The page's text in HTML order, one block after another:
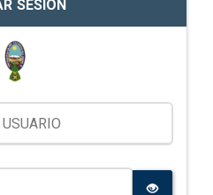
SESIÓN